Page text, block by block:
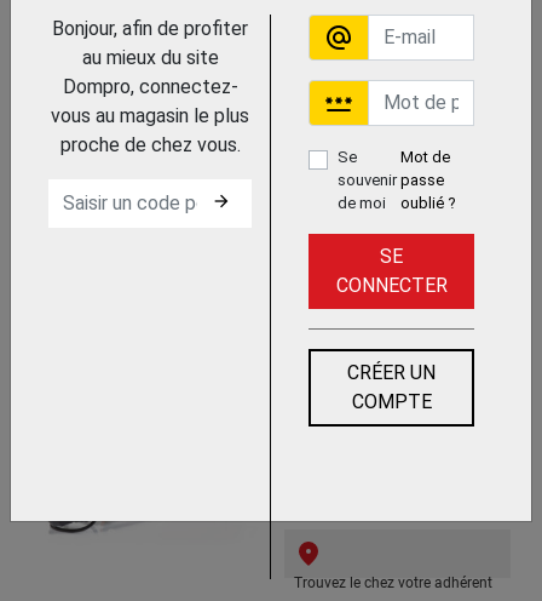
POSTE TIG DC INVERTEC 170
TPX ET 220 TPX
LINCOLN ELECTRIC FRANCE
Trouvez le chez votre adhérent
POSTE TIG DC MINARC TIG
EVO 200 EQUIPE
Trouvez le chez votre adhérent
Bonjour, afin de profiter
au mieux du site
Dompro, connectez-
vous au magasin le plus
proche de chez vous.
arrow_forward
alternate_email
password
Se
souvenir
de moi
Mot de
passe
oublié ?
SE
CONNECTER
CRÉER UN
COMPTE